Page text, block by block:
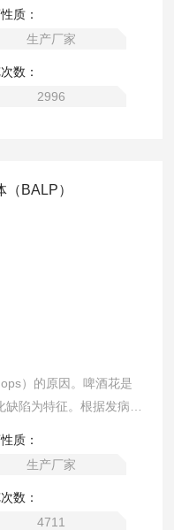
的关联。bfk定位于细胞
。bfk作为4种选择性剪
预防人类胃肠道恶性肿
质：
生产厂家
数：
2996
）的原因。啤酒花是
陷为特征。根据发病年
围产期是严重的，几乎
有骨病的患者被认为患
质：
生产厂家
数：
4711